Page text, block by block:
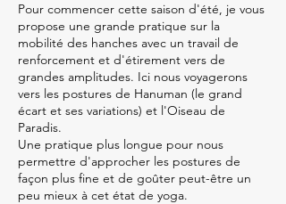
Pour commencer cette saison d'été, je vous
propose une grande pratique sur la
mobilité des hanches avec un travail de
renforcement et d'étirement vers de
grandes amplitudes. Ici nous voyagerons
vers les postures de Hanuman (le grand
écart et ses variations) et l'Oiseau de
Paradis.
Une pratique plus longue pour nous
permettre d'approcher les postures de
façon plus fine et de goûter peut-être un
peu mieux à cet état de yoga.